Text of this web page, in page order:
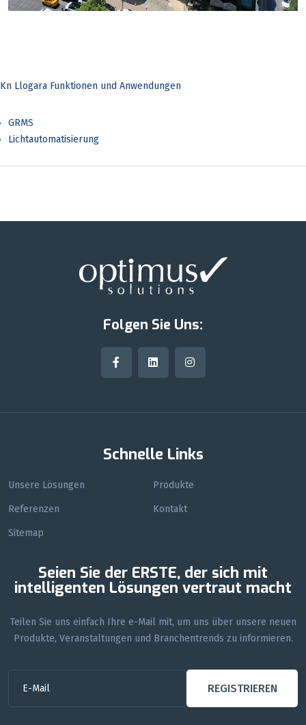
Kn Llogara Funktionen und Anwendungen
GRMS
Lichtautomatisierung
Folgen Sie Uns:
Schnelle Links
Unsere Lösungen Produkte
Referenzen Kontakt
Sitemap
Seien Sie der ERSTE, der sich mit
intelligenten Lösungen vertraut macht
Teilen Sie uns einfach Ihre e-Mail mit, um uns über unsere neuen
Produkte, Veranstaltungen und Branchentrends zu informieren.
REGISTRIEREN